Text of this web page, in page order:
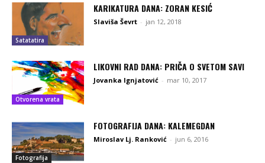
Satatatira
KARIKATURA DANA: ZORAN KESIĆ
Slaviša Ševrt - jan 12, 2018
Otvorena vrata
LIKOVNI RAD DANA: PRIČA O SVETOM SAVI
Jovanka Ignjatović - mar 10, 2017
Fotografija
FOTOGRAFIJA DANA: KALEMEGDAN
Miroslav Lj. Ranković - jun 6, 2016